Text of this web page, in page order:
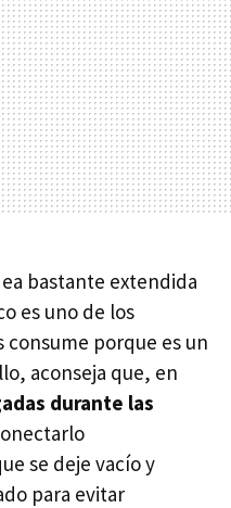
bastante extendida
es uno de los
porque es un
aconseja que, en
durante las
se deje vacío y
para evitar